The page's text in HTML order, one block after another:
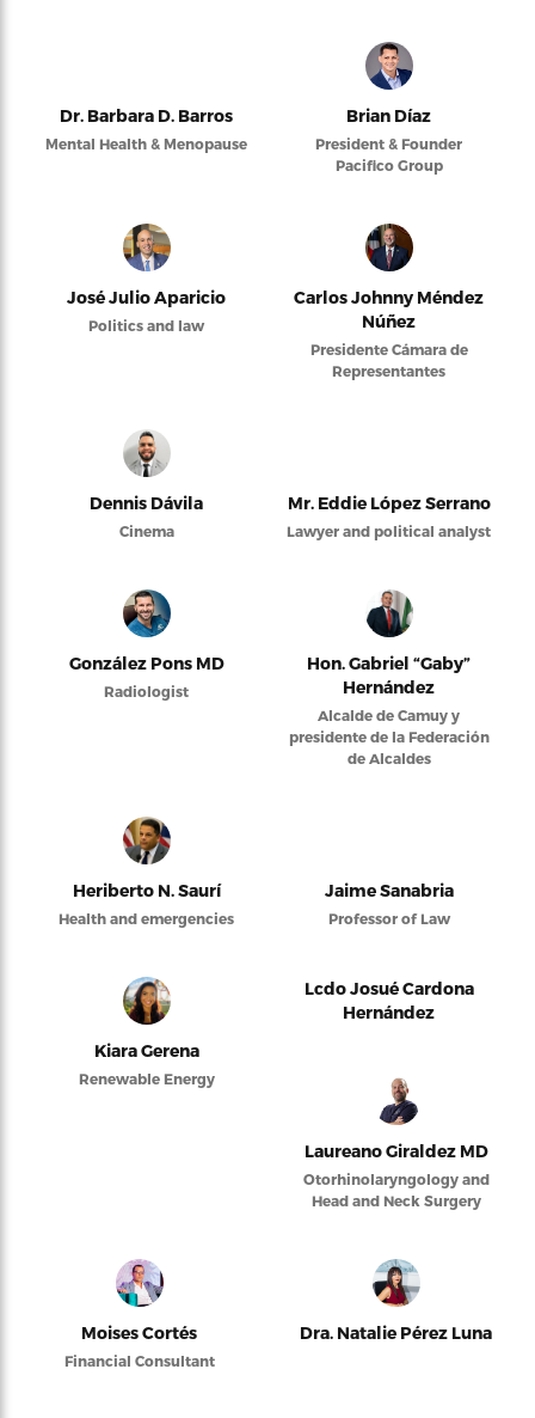
Dr. Barbara D. Barros
Mental Health & Menopause
Brian Díaz
President & Founder
Pacifico Group
José Julio Aparicio
Politics and law
Carlos Johnny Méndez
Núñez
Presidente Cámara de
Representantes
Dennis Dávila
Cinema
Mr. Eddie López Serrano
Lawyer and political analyst
González Pons MD
Radiologist
Hon. Gabriel “Gaby”
Hernández
Alcalde de Camuy y
presidente de la Federación
de Alcaldes
Heriberto N. Saurí
Health and emergencies
Jaime Sanabria
Professor of Law
Kiara Gerena
Renewable Energy
Lcdo Josué Cardona
Hernández
Laureano Giraldez MD
Otorhinolaryngology and
Head and Neck Surgery
Moises Cortés
Financial Consultant
Dra. Natalie Pérez Luna